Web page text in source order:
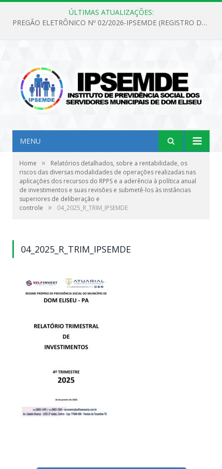
ÚLTIMAS ATUALIZAÇÕES:
PREGÃO ELETRÔNICO Nº 02/2026-IPSEMDE (REGISTRO DE PREÇOS PARA FUTURA E EVENTUAL AQUISIÇÃO DE MATERIAL DE LIMPEZA E GÊNEROS ALIMENTÍCIOS PARA ATENDER AS NECESSIDADES DO INSTITUTO DE PREVIDÊNCIA SOCIAL DOS SERVIDORES MUNICIPAIS DE DOM ELISEU.)
MENU
Home »
Relatórios detalhados, sobre a rentabilidade, os
riscos das diversas modalidades de operações realizadas nas
aplicações dos recursos do RPPS e a aderência à política anual
de investimentos e suas revisões e submetê-los às instâncias
superiores de deliberação e
controle
» 04_2025_R_TRIM_IPSEMDE
04_2025_R_TRIM_IPSEMDE